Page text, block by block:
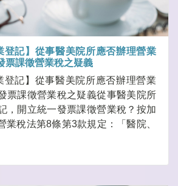
登記】從事醫美院所應否辦理營業
票課徵營業稅之疑義
登記】從事醫美院所應否辦理營業
票課徵營業稅之疑義從事醫美院所
，開立統一發票課徵營業稅？按加
業稅法第8條第3款規定：「醫院、